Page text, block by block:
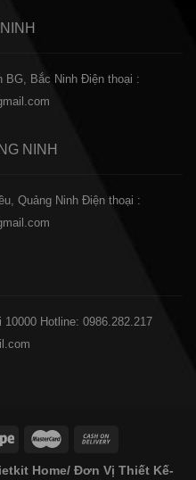
BG, Bắc Ninh Điện thoại :
NINH
Quảng Ninh Điện thoại :
10000 Hotline: 0986.282.217
Home/ Đơn Vị Thiết Kế-